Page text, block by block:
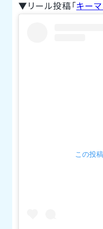
▼リール投稿「 キー
この投